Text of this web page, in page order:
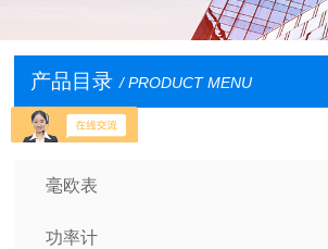
产品目录 / PRODUCT MENU
基础测量仪器
毫欧表
功率计